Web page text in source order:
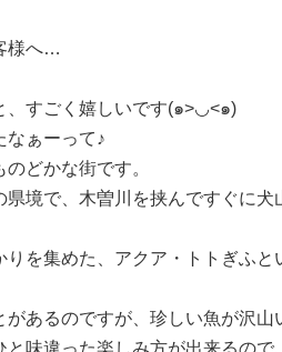
様へ…
、すごく嬉しいです(๑>◡<๑)
なぁーって♪
どかな街です。
境で、木曽川を挟んですぐに犬
りを集めた、アクア・トトぎふ
あるのですが、珍しい魚が沢山
と味違った楽しみ方が出来るので